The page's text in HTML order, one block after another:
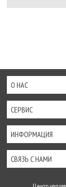
О НАС
СЕРВИС
ИНФОРМАЦИЯ
СВЯЗЬ С НАМИ